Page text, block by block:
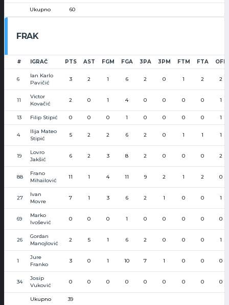
Ukupno 60
FRAK
# IGRAČ PTS AST FGM FGA 3PA 3PM FTM FTA OFF
6
Ian Karlo
Pavičić
3 2 1 6 2 0 1 2 2
11
Victor
Kovačić
2 0 1 4 0 0 0 0 1
13 Filip Stipić 0 0 0 1 0 0 0 0 1
4
Ilija Mateo
Stipić
5 2 2 6 2 0 1 1 1
19
Lovro
Jakšić
6 2 3 8 2 0 0 0 2
88
Frano
Mihailović
11 1 4 11 9 2 1 2 0
27
Ivan
Movre
7 1 3 6 2 1 0 0 1
69
Marko
Ivošević
0 0 0 1 0 0 0 0 0
26
Gordan
Manojlović
2 5 1 6 2 0 0 0 1
1
Jure
Franko
3 0 1 10 7 1 0 0 0
34
Josip
Vuković
0 0 0 0 0 0 0 0 0
Ukupno 39